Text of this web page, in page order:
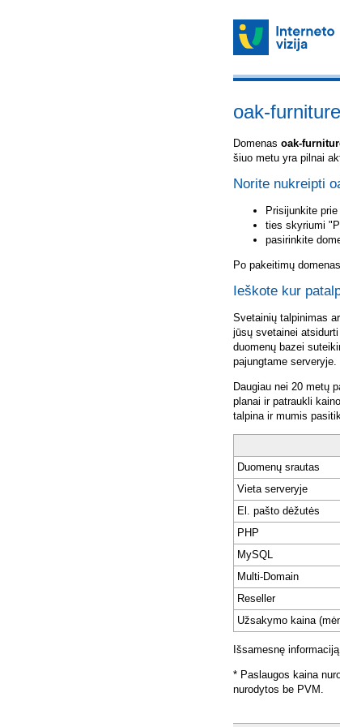
oak-
Domenas oak-
šiuo metu yra pilnai
Norite nukreipti
Prisijunkite
ties skyriumi
pasirinkite
Po pakeitimų
Ieškote kur
Svetainių talpinimas
jūsų svetainei
duomenų bazei
pajungtame serveryje.
Daugiau nei 20 metų
planai ir patraukli
talpina ir mumis
Duomenų srautas
Vieta serveryje
El. pašto dėžutės
PHP
MySQL
Multi-Domain
Reseller
Užsakymo kaina
Išsamesnę
* Paslaugos kaina
nurodytos be PVM.